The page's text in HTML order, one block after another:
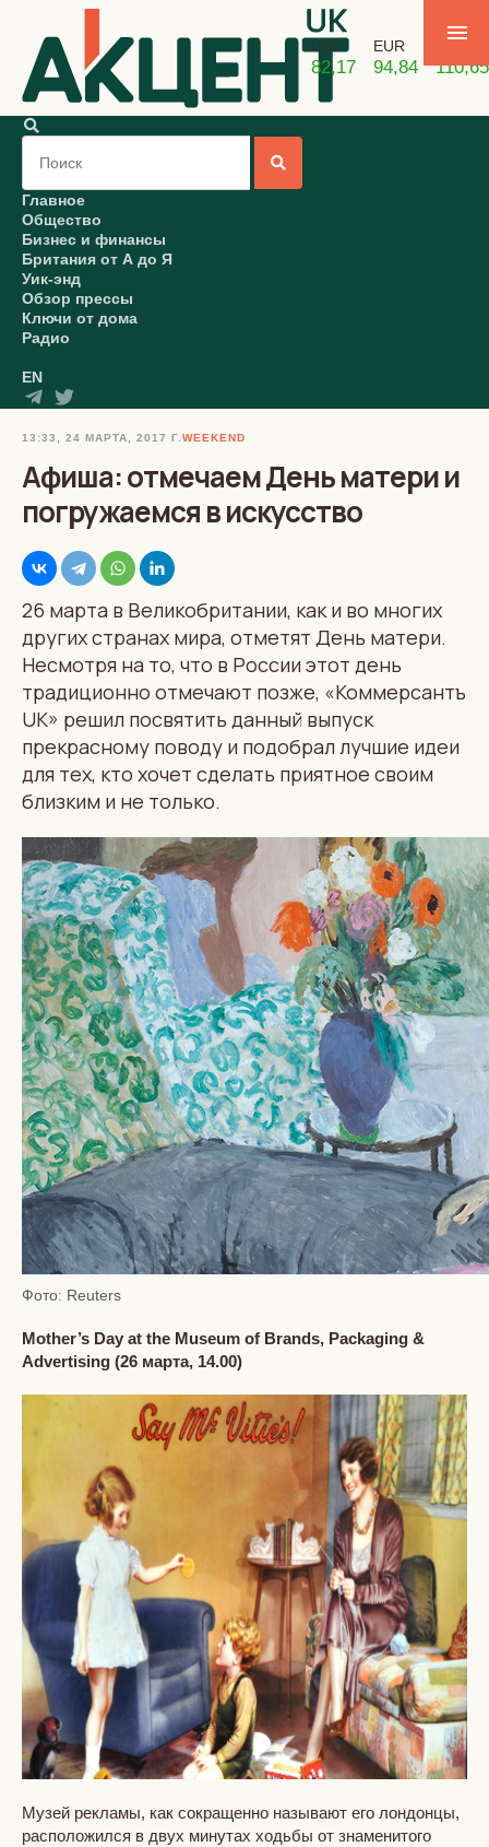
USD
82,17
EUR
94,84 110,65
Главное
Общество
Бизнес и финансы
Британия от А до Я
Уик-энд
Обзор прессы
Ключи от дома
Радио
EN
13:33, 24 МАРТА, 2017 Г. WEEKEND
Афиша: отмечаем День матери и
погружаемся в искусство
26 марта в Великобритании, как и во многих
других странах мира, отметят День матери.
Несмотря на то, что в России этот день
традиционно отмечают позже, «Коммерсантъ
UK» решил посвятить данный выпуск
прекрасному поводу и подобрал лучшие идеи
для тех, кто хочет сделать приятное своим
близким и не только.
Фото: Reuters
Mother’s Day at the Museum of Brands, Packaging &
Advertising (26 марта, 14.00)
Музей рекламы, как сокращенно называют его лондонцы,
расположился в двух минутах ходьбы от знаменитого